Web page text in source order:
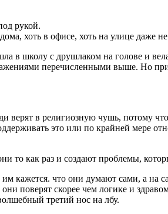
рукой.
хоть в офисе, хоть на улице даже
школу с друшлаком на голове и
перечисленными выше. Но при
верят в религиозную чушь, потому
это или по крайней мере
то как раз и создают проблемы,
кажется. что они думают сами, а
они поверят скорее чем логике и
третий нос на лбу.